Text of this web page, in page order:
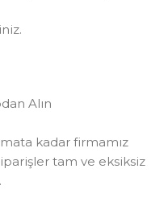
Alın
kadar firmamız
tam ve eksiksiz